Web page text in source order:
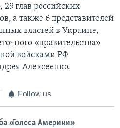
глав российских
а также 6 представителей
властей в Украине,
«правительства»
войсками РФ
Алексеенко.
Follow us
«Голоса Америки»